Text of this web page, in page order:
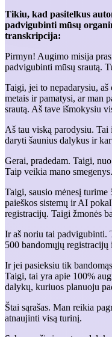
Tikiu, kad pasitelkus
padvigubinti mūsų
transkripcija:
Pirmyn! Augimo misija
padvigubinti mūsų srautą.
Taigi, jei to nepadarysiu, aš
metais ir pamatysi, ar man
srautą. Aš tave išmokysiu
Aš tau viską parodysiu.
daryti šaunius dalykus ir
Gerai, pradedam. Taigi,
Taip veikia mano smegenys.
Taigi, sausio mėnesį
paieškos sistemų ir AI
registracijų. Taigi žmonės
Ir aš noriu tai padvigubinti.
500 bandomųjų registracijų
Ir jei pasieksiu tik
Taigi, tai yra apie 100%
dalykų, kuriuos planuoju
Štai sąrašas. Man reikia
atnaujinti visą turinį.